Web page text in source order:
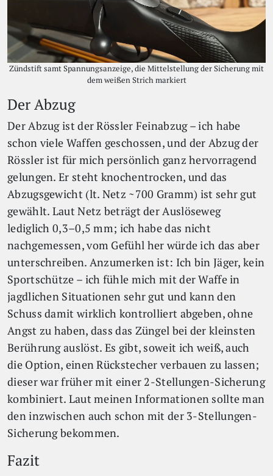
Zündstift samt Spannungsanzeige, die Mittelstellung der Sicherung mit
dem weißen Strich markiert
Der Abzug
Der Abzug ist der Rössler Feinabzug – ich habe
schon viele Waffen geschossen, und der Abzug der
Rössler ist für mich persönlich ganz hervorragend
gelungen. Er steht knochentrocken, und das
Abzugsgewicht (lt. Netz ~700 Gramm) ist sehr gut
gewählt. Laut Netz beträgt der Auslöseweg
lediglich 0,3–0,5 mm; ich habe das nicht
nachgemessen, vom Gefühl her würde ich das aber
unterschreiben. Anzumerken ist: Ich bin Jäger, kein
Sportschütze – ich fühle mich mit der Waffe in
jagdlichen Situationen sehr gut und kann den
Schuss damit wirklich kontrolliert abgeben, ohne
Angst zu haben, dass das Züngel bei der kleinsten
Berührung auslöst. Es gibt, soweit ich weiß, auch
die Option, einen Rückstecher verbauen zu lassen;
dieser war früher mit einer 2-Stellungen-Sicherung
kombiniert. Laut meinen Informationen sollte man
den inzwischen auch schon mit der 3-Stellungen-
Sicherung bekommen.
Fazit